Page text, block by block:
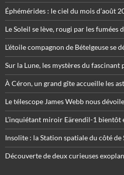
Éphémérides : le ciel du mois d’août
Le Soleil se lève, rougi par les fumées
L’étoile compagnon de Bételgeuse se
Sur la Lune, les mystères du fascinant
À Céron, un grand gîte accueille les
Le télescope James Webb nous
L’inquiétant miroir Eärendil-1 bientôt
Insolite : la Station spatiale du côté de
Découverte de deux curieuses